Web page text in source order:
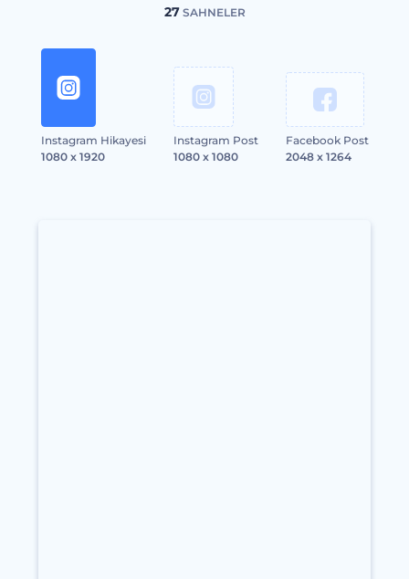
27SAHNELER
Instagram Hikayesi
1080 x 1920
Instagram Post
1080 x 1080
Facebook Post
2048 x 1264